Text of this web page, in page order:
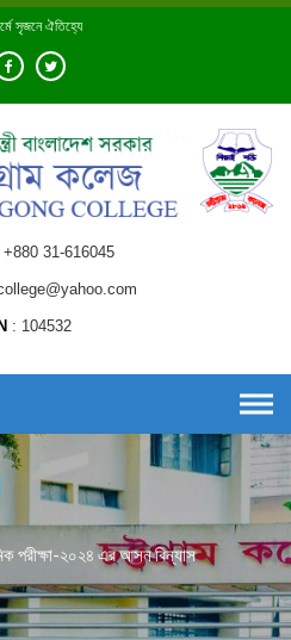
সৃজনে ঐতিহ্যে
+880 31-616045
104532
পরীক্ষা-২০২৪ এর আসন বিন্যাস